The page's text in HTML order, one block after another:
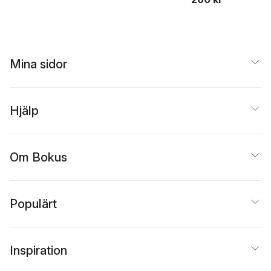
Mina sidor
Hjälp
Om Bokus
Populärt
Inspiration